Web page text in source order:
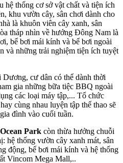
hệ thống cơ sở vật chất và tiện ích
khu vườn cây, sân chơi dành cho
là khuôn viên cây xanh, sân
tháp nhìn về hướng Đông Nam là
bể bơi mái kính và bể bơi ngoài
và những trải nghiệm tiện ích tuyệt
cư dân có thể dành thời
gia những bữa tiệc BBQ ngoài
các loại máy tập,... Tổ chức
cùng nhau luyện tập thể thao sẽ
đình vào cuối tuần.
Park còn thừa hưởng chuỗi
hệ thống vườn cây xanh mát, sân
động, bể bơi mái kính và hệ thống
Vincom Mega Mall,..